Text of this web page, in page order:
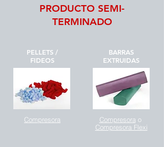
PRODUCTO SEMI-
TERMINADO
PELLETS /
FIDEOS
Compresora
BARRAS
EXTRUIDAS
Compresora o
Compresora Flexi